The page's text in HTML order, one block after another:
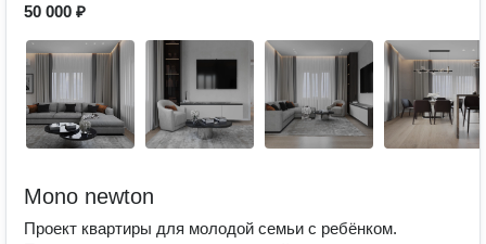
50 000 ₽
Mono newton
Проект квартиры для молодой семьи с ребёнком.